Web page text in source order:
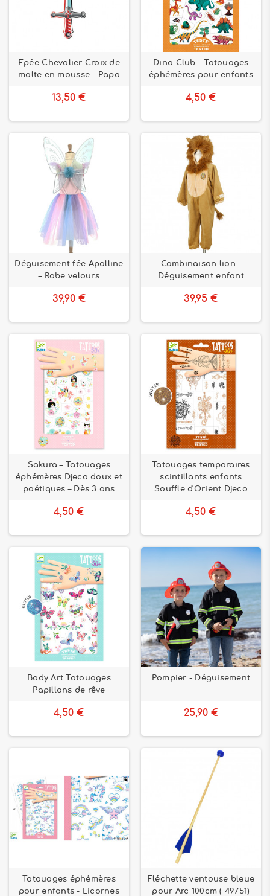
Epée Chevalier Croix de
malte en mousse - Papo
13,50 €
Dino Club - Tatouages
éphémères pour enfants
4,50 €
Déguisement fée Apolline
– Robe velours
39,90 €
Combinaison lion -
Déguisement enfant
39,95 €
Sakura – Tatouages
éphémères Djeco doux et
poétiques – Dès 3 ans
4,50 €
Tatouages temporaires
scintillants enfants
Souffle d'Orient Djeco
4,50 €
Body Art Tatouages
Papillons de rêve
4,50 €
Pompier - Déguisement
25,90 €
Tatouages éphémères
pour enfants - Licornes
Fléchette ventouse bleue
pour Arc 100cm ( 49751)